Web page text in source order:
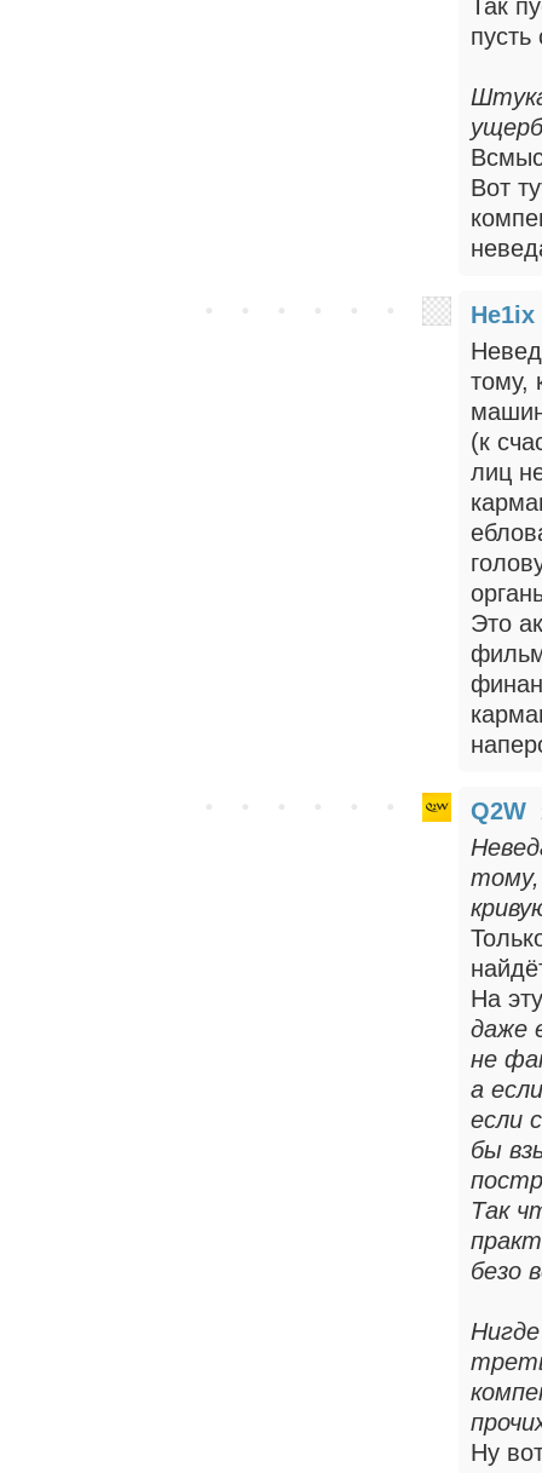
Так
пусть
Вот
He1ix
тому,
(к
лиц
Это
Q2W
тому,
На
даже
не
а
если
бы
Так
безо
Ну